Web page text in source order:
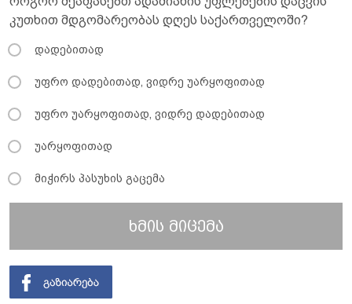
კუთხით მდგომარეობას დღეს საქართველოში?
დადებითად
უფრო დადებითად, ვიდრე უარყოფითად
უფრო უარყოფითად, ვიდრე დადებითად
უარყოფითად
მიჭირს პასუხის გაცემა
ხმის მიცემა